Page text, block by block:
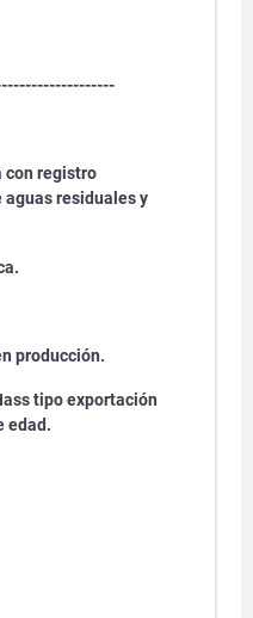
con registro
aguas residuales y
producción.
tipo exportación
edad.